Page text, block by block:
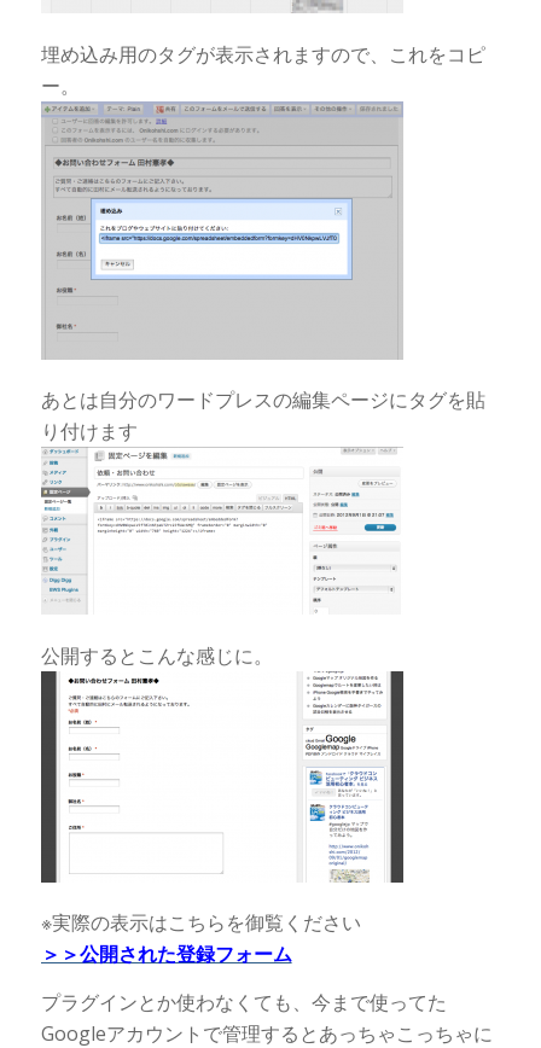
埋め込み用のタグが表示されますので、これをコピ
ー。
あとは自分のワードプレスの編集ページにタグを貼
り付けます
公開するとこんな感じに。
※実際の表示はこちらを御覧ください
＞＞公開された登録フォーム
プラグインとか使わなくても、今まで使ってた
Googleアカウントで管理するとあっちゃこっちゃに